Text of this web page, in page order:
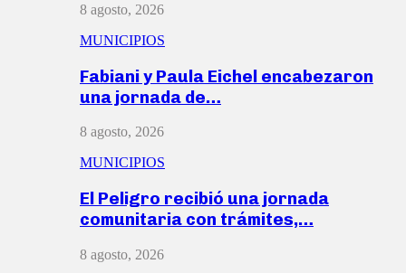
8 agosto, 2026
MUNICIPIOS
Fabiani y Paula Eichel encabezaron
una jornada de…
8 agosto, 2026
MUNICIPIOS
El Peligro recibió una jornada
comunitaria con trámites,…
8 agosto, 2026